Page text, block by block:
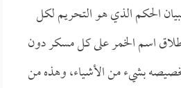
الحكم الذي هو التحريم لكل
اسم الخمر على كل مسكر دون
بشيء من الأشياء، وهذه من